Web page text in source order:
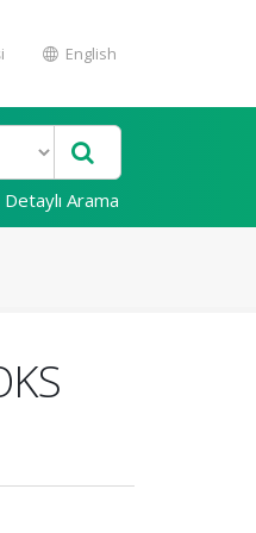
English
Detaylı Arama